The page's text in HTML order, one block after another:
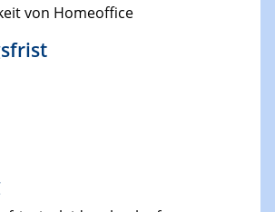
von Homeoffice